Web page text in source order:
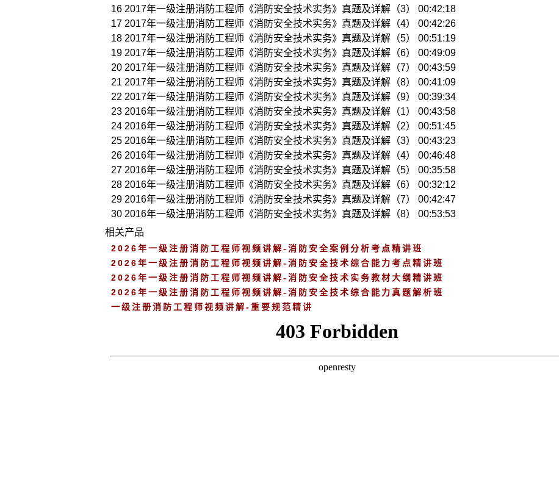
16 2017年一级注册消防工程师《消防安全技术实务》真题及详解（3） 00:42:18
17 2017年一级注册消防工程师《消防安全技术实务》真题及详解（4） 00:42:26
18 2017年一级注册消防工程师《消防安全技术实务》真题及详解（5） 00:51:19
19 2017年一级注册消防工程师《消防安全技术实务》真题及详解（6） 00:49:09
20 2017年一级注册消防工程师《消防安全技术实务》真题及详解（7） 00:43:59
21 2017年一级注册消防工程师《消防安全技术实务》真题及详解（8） 00:41:09
22 2017年一级注册消防工程师《消防安全技术实务》真题及详解（9） 00:39:34
23 2016年一级注册消防工程师《消防安全技术实务》真题及详解（1） 00:43:58
24 2016年一级注册消防工程师《消防安全技术实务》真题及详解（2） 00:51:45
25 2016年一级注册消防工程师《消防安全技术实务》真题及详解（3） 00:43:23
26 2016年一级注册消防工程师《消防安全技术实务》真题及详解（4） 00:46:48
27 2016年一级注册消防工程师《消防安全技术实务》真题及详解（5） 00:35:58
28 2016年一级注册消防工程师《消防安全技术实务》真题及详解（6） 00:32:12
29 2016年一级注册消防工程师《消防安全技术实务》真题及详解（7） 00:42:47
30 2016年一级注册消防工程师《消防安全技术实务》真题及详解（8） 00:53:53
相关产品
2026年一级注册消防工程师视频讲解-消防安全案例分析考点精讲班
2026年一级注册消防工程师视频讲解-消防安全技术综合能力考点精讲班
2026年一级注册消防工程师视频讲解-消防安全技术实务教材大纲精讲班
2026年一级注册消防工程师视频讲解-消防安全技术综合能力真题解析班
一级注册消防工程师视频讲解-重要规范精讲